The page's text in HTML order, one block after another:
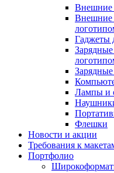
Внешние
Внешние
Гаджеты
Зарядные
Лампы и
Флешки
Новости и акции
Требования к
Портфолио